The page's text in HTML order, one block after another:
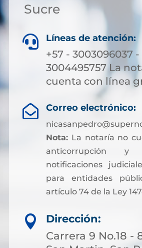
Sucre
 Líneas de atención:
+57 - 3003096037 -
3004495757 La
cuenta con línea
 Correo electrónico:
Nota:La notaría no
anticorrupción
notificaciones
para entidades
artículo 74 de la Ley

Dirección:
Carrera 9 No.18 -